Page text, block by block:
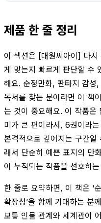
제품 한 줄 정리
이 섹션은 [대원씨아이] 다
게 맞는지 빠르게 판단할 수
해요. 순정만화, 판타지 감성
독서를 찾는 분이라면 이 책
는 것이 중요해요. 이 작품은
미가 큰 편이라서, 6권이라
본격적으로 깊어지는 구간일
래서 단순히 예쁜 표지의 만
이 누적되는 작품을 선호하
한 줄로 요약하면, 이 책은 ‘
확장성’을 함께 기대하는 분
보통 인물 관계와 세계관이